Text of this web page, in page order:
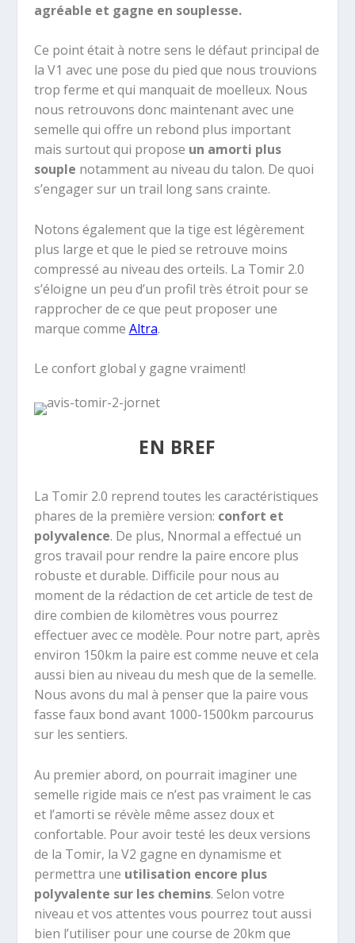
agréable et gagne en souplesse.
Ce point était à notre sens le défaut principal de
la V1 avec une pose du pied que nous trouvions
trop ferme et qui manquait de moelleux. Nous
nous retrouvons donc maintenant avec une
semelle qui offre un rebond plus important
mais surtout qui propose un amorti plus
souple notamment au niveau du talon. De quoi
s’engager sur un trail long sans crainte.
Notons également que la tige est légèrement
plus large et que le pied se retrouve moins
compressé au niveau des orteils. La Tomir 2.0
s’éloigne un peu d’un profil très étroit pour se
rapprocher de ce que peut proposer une
marque comme Altra.
Le confort global y gagne vraiment!
EN BREF
La Tomir 2.0 reprend toutes les caractéristiques
phares de la première version: confort et
polyvalence. De plus, Nnormal a effectué un
gros travail pour rendre la paire encore plus
robuste et durable. Difficile pour nous au
moment de la rédaction de cet article de test de
dire combien de kilomètres vous pourrez
effectuer avec ce modèle. Pour notre part, après
environ 150km la paire est comme neuve et cela
aussi bien au niveau du mesh que de la semelle.
Nous avons du mal à penser que la paire vous
fasse faux bond avant 1000-1500km parcourus
sur les sentiers.
Au premier abord, on pourrait imaginer une
semelle rigide mais ce n’est pas vraiment le cas
et l’amorti se révèle même assez doux et
confortable. Pour avoir testé les deux versions
de la Tomir, la V2 gagne en dynamisme et
permettra une utilisation encore plus
polyvalente sur les chemins. Selon votre
niveau et vos attentes vous pourrez tout aussi
bien l’utiliser pour une course de 20km que